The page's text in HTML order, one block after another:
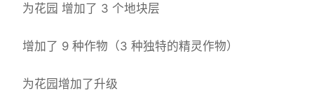
为花园 增加了 3 个地块层
增加了 9 种作物（3 种独特的精灵作物）
为花园增加了升级